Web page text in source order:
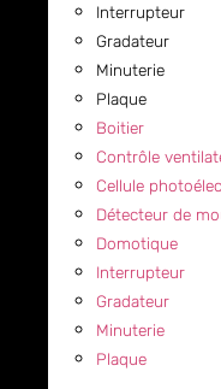
Interrupteur
Gradateur
Minuterie
Plaque
Boitier
Contrôle
Cellule
Détecteur de
Domotique
Interrupteur
Gradateur
Minuterie
Plaque